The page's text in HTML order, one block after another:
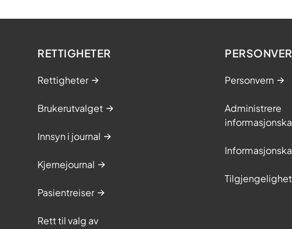
RETTIGHETER
Rettigheter
Brukerutvalget
Innsyn i journal
Kjernejournal
Pasientreiser
Rett til valg av
Personvern
Administrere